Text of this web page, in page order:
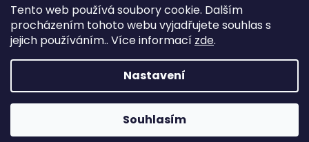
Tento web používá soubory cookie. Dalším
procházením tohoto webu vyjadřujete souhlas s
jejich používáním.. Více informací zde.
Nastavení
Souhlasím
Vytvořil Shoptet
Zlatavelryba.cz. Všechna práva vyhrazena.